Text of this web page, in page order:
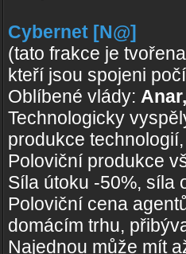
Cybernet [N@]
(tato frakce je
kteří jsou spojeni
Oblíbené vlády:
Technologicky
produkce
Poloviční produkce
Síla útoku -50%, síla
Poloviční cena
domácím trhu,
Najednou může mít